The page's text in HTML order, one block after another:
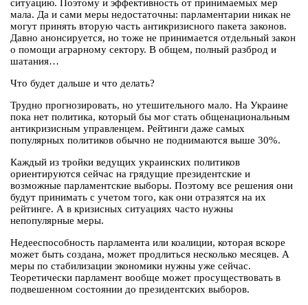
ситуацию. Поэтому и эффективность от принимаемых мер
мала. Да и сами меры недостаточны: парламентарии никак не
могут принять вторую часть антикризисного пакета законов.
Давно анонсируется, но тоже не принимается отдельный закон
о помощи аграрному сектору. В общем, полный разброд и
шатания…
Что будет дальше и что делать?
Трудно прогнозировать, но утешительного мало. На Украине
пока нет политика, который бы мог стать общенациональным
антикризисным управленцем. Рейтинги даже самых
популярных политиков обычно не поднимаются выше 30%.
Каждый из тройки ведущих украинских политиков
ориентируются сейчас на грядущие президентские и
возможные парламентские выборы. Поэтому все решения они
будут принимать с учетом того, как они отразятся на их
рейтинге. А в кризисных ситуациях часто нужны
непопулярные меры.
Недееспособность парламента или коалиции, которая вскоре
может быть создана, может продлиться несколько месяцев. А
меры по стабилизации экономики нужны уже сейчас.
Теоретически парламент вообще может просуществовать в
подвешенном состоянии до президентских выборов.